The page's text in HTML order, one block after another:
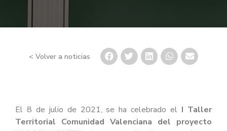
< Volver a noticias
El 8 de julio de 2021, se ha celebrado el I Taller
Territorial Comunidad Valenciana del proyecto